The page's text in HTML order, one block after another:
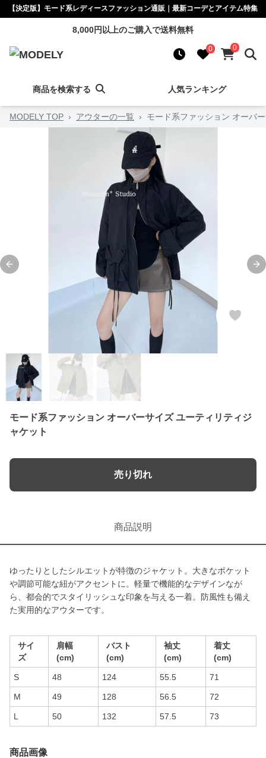
【決定版】モード系レディースファッション通販｜最新コーデとアイテム特集
8,000円以上のご購入で送料無料
0 0
商品を検索する 人気ランキング
MODELY TOP › アウターの一覧 › モード系ファッション オーバ
Previous slide
モード系ファッション オーバーサイズ ユーティリティジ
ャケット
売り切れ
商品説明
ゆったりとしたシルエットが特徴のジャケット。大きなポケット
や調節可能な紐がアクセントに。軽量で機能的なデザインなが
ら、都会的でスタイリッシュな印象を与える一着。防風性も備え
た実用的なアウターです。
サイ
ズ
肩幅
(cm)
バスト
(cm)
袖丈
(cm)
着丈
(cm)
S 48 124 55.5 71
M 49 128 56.5 72
L 50 132 57.5 73
商品画像